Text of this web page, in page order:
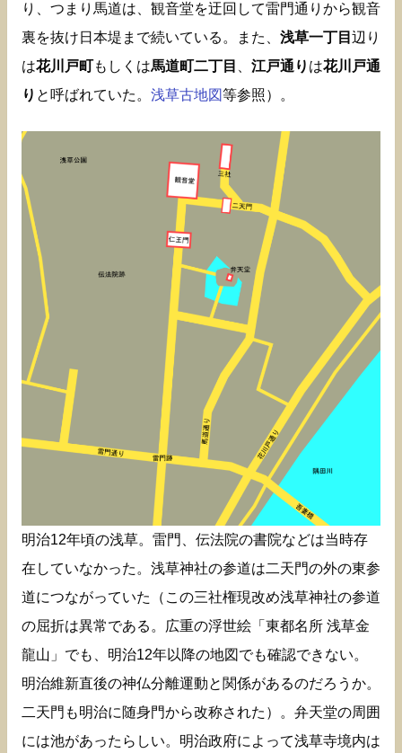
り、つまり馬道は、観音堂を迂回して雷門通りから観音
裏を抜け日本堤まで続いている。また、 浅草一丁目 辺り
は花川戸町もしくは馬道町二丁目 江戸通り は花川戸通
り と呼ばれていた。 浅草古地図等参照）。
明治12年頃の浅草。雷門、伝法院の書院などは当時存
在していなかった。浅草神社の参道は二天門の外の東参
道につながっていた（この三社権現改め浅草神社の参道
の屈折は異常である。広重の浮世絵「東都名所 浅草金
龍山」でも、明治12年以降の地図でも確認できない。
明治維新直後の神仏分離運動と関係があるのだろうか。
二天門も明治に随身門から改称された）。弁天堂の周囲
には池があったらしい。明治政府によって浅草寺境内は